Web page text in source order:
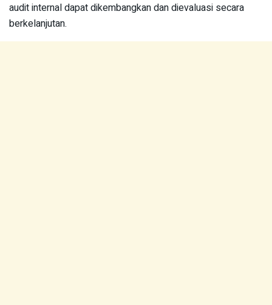
audit internal dapat dikembangkan dan dievaluasi secara
berkelanjutan.